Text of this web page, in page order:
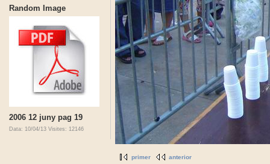
Random Image
2006 12 juny pag 19
Data: 10/04/13 Visites: 12146
primer anterior